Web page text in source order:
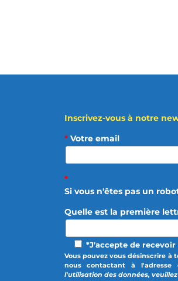
Inscrivez-vous à notre
* Votre email
*
Si vous n'êtes pas un
Quelle est la première
*J'accepte de
Vous pouvez vous désinscrire
nous contactant à l'adresse
l'utilisation des données,